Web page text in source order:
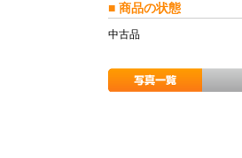
■ 商品の状態
中古品